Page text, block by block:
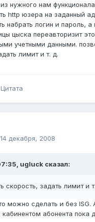
нужного нам
http юзера на заданный
набрать логин и пароль, а
цыска переавторизит
учетными данными.
лимит и т. д.
Цитата
14 декабря, 2008
ugluck сказал:
скорость, задать лимит и
можно сделать и без ISG.
абонента пока